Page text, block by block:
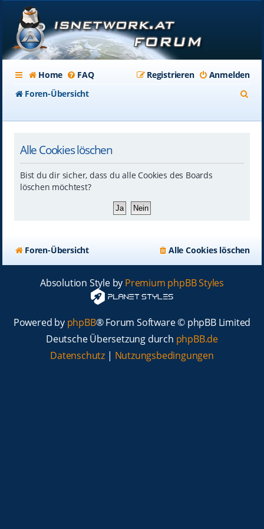
Home FAQ Anmelden
Registrieren
Foren-Übersicht
Alle Cookies löschen
Bist du dir sicher, dass du alle Cookies des Boards
löschen möchtest?
Foren-Übersicht Alle Cookies löschen
Absolution Style by Premium phpBB Styles
Powered by phpBB® Forum Software © phpBB Limited
Deutsche Übersetzung durch phpBB.de
Datenschutz | Nutzungsbedingungen